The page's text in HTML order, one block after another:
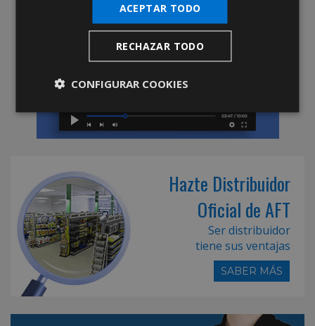
Hazte Distribuidor
Oficial de AFT
Ser distribuidor
tiene sus ventajas
SABER MÁS
ACEPTAR TODO
RECHAZAR TODO
CONFIGURAR COOKIES